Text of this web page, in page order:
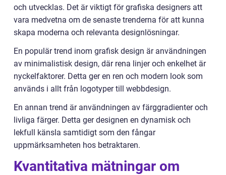
och utvecklas. Det är viktigt för grafiska designers att
vara medvetna om de senaste trenderna för att kunna
skapa moderna och relevanta designlösningar.
En populär trend inom grafisk design är användningen
av minimalistisk design, där rena linjer och enkelhet är
nyckelfaktorer. Detta ger en ren och modern look som
används i allt från logotyper till webbdesign.
En annan trend är användningen av färggradienter och
livliga färger. Detta ger designen en dynamisk och
lekfull känsla samtidigt som den fångar
uppmärksamheten hos betraktaren.
Kvantitativa mätningar om